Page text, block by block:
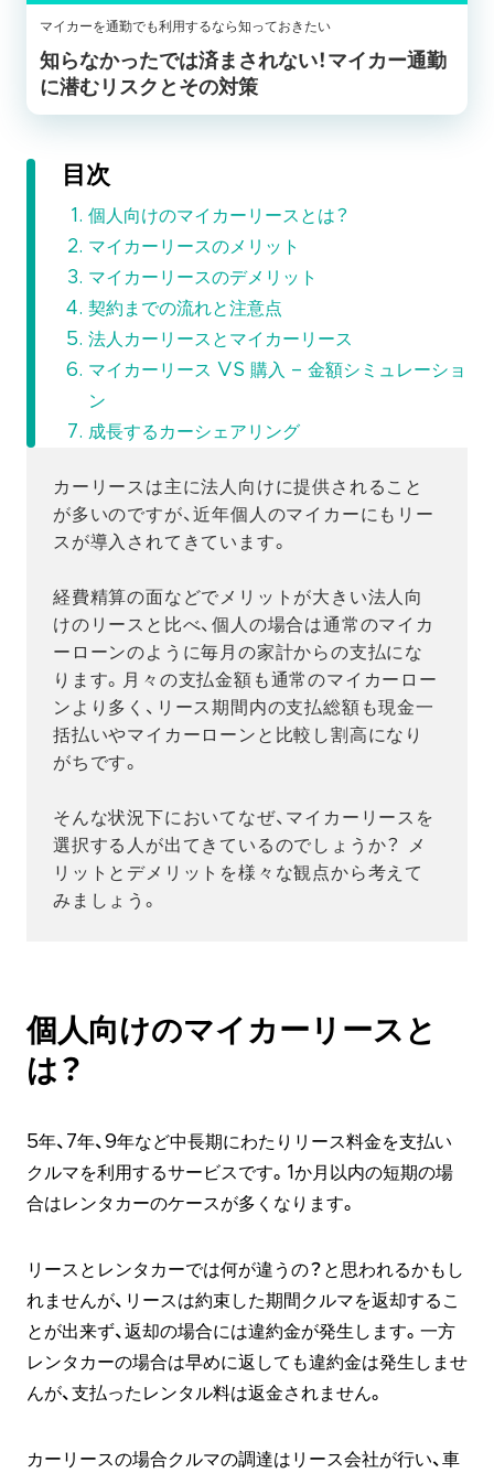
マイカーを通勤でも利用するなら知っておきたい
知らなかったでは済まされない！マイカー通勤
に潜むリスクとその対策
目次
個人向けのマイカーリースとは？
マイカーリースのメリット
マイカーリースのデメリット
契約までの流れと注意点
法人カーリースとマイカーリース
マイカーリース VS 購入 – 金額シミュレーショ
ン
成長するカーシェアリング
カーリースは主に法人向けに提供されること
が多いのですが、近年個人のマイカーにもリー
スが導入されてきています。
経費精算の面などでメリットが大きい法人向
けのリースと比べ、個人の場合は通常のマイカ
ーローンのように毎月の家計からの支払にな
ります。月々の支払金額も通常のマイカーロー
ンより多く、リース期間内の支払総額も現金一
括払いやマイカーローンと比較し割高になり
がちです。
そんな状況下においてなぜ、マイカーリースを
選択する人が出てきているのでしょうか？ メ
リットとデメリットを様々な観点から考えて
みましょう。
個人向けのマイカーリースと
は？
5年、7年、9年など中長期にわたりリース料金を支払い
クルマを利用するサービスです。1か月以内の短期の場
合はレンタカーのケースが多くなります。
リースとレンタカーでは何が違うの？と思われるかもし
れませんが、リースは約束した期間クルマを返却するこ
とが出来ず、返却の場合には違約金が発生します。一方
レンタカーの場合は早めに返しても違約金は発生しませ
んが、支払ったレンタル料は返金されません。
カーリースの場合クルマの調達はリース会社が行い、車